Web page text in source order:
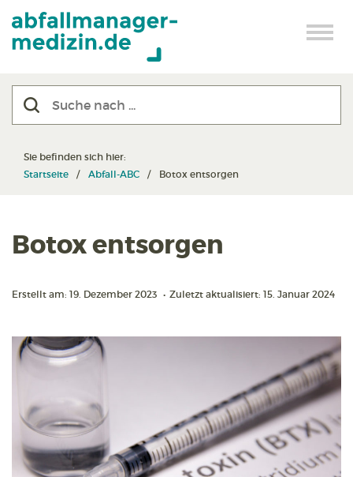
Sie befinden sich hier:
Startseite
Abfall-ABC Botox entsorgen
Botox entsorgen
Erstellt am: 19. Dezember 2023 • Zuletzt aktualisiert: 15. Januar 2024